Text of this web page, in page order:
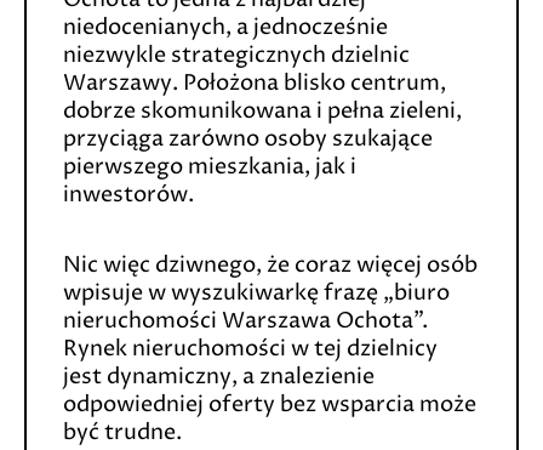
niedocenianych, a jednocześnie
niezwykle strategicznych dzielnic
Warszawy. Położona blisko centrum,
dobrze skomunikowana i pełna zieleni,
przyciąga zarówno osoby szukające
pierwszego mieszkania, jak i
inwestorów.
Nic więc dziwnego, że coraz więcej osób
wpisuje w wyszukiwarkę frazę „biuro
nieruchomości Warszawa Ochota”.
Rynek nieruchomości w tej dzielnicy
jest dynamiczny, a znalezienie
odpowiedniej oferty bez wsparcia może
być trudne.